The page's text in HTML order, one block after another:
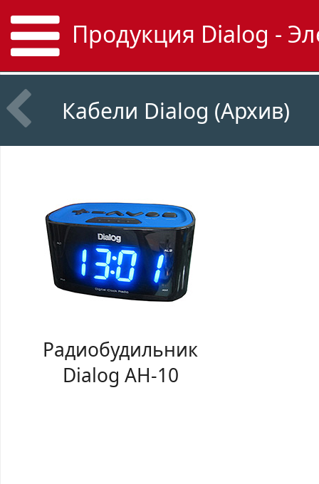
Продукция Dialog -
Кабели Dialog (Архив)
Радиобудильник
Dialog AH-10